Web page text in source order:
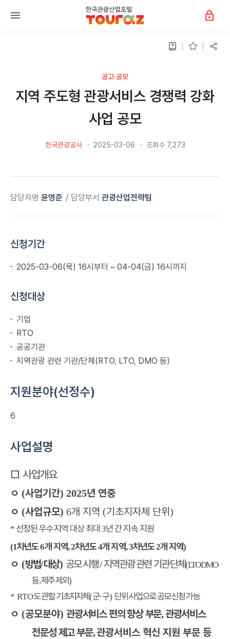
공고·공모
지역 주도형 관광서비스 경쟁력 강화
사업 공모
한국관광공사 2025-03-06 조회수 7,273
담당자명 윤영준 담당부서 관광산업전략팀
신청기간
2025-03-06(목) 16시부터 ~ 04-04(금) 16시까지
신청대상
기업
RTO
공공기관
지역관광 관련 기관/단체(RTO, LTO, DMO 등)
지원분야(선정수)
6
사업설명
□ 사업개요
ㅇ (사업기간) 2025년 연중
ㅇ (사업규모) 6개 지역 (기초지자체 단위)
* 선정된 우수지역 대상 최대3년 간 지속 지원
(1차년도6개 지역, 2차년도4개 지역, 3차년도2개 지역)
ㅇ (방법/대상) 공모 시행/지역관광 관련 기관‧단체 (LTO‧DMO
등,제주 제외)
* RTO도 관할 기초지자체(군·구) 단위 사업으로 공모 신청 가능
ㅇ (공모분야) 관광서비스 편의 향상 부문,관광서비스
전문성 제고 부문,관광서비스 혁신 지원 부문 등